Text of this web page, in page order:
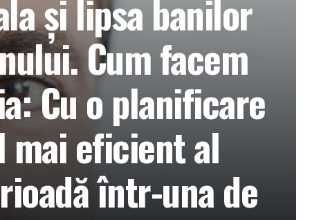
și lipsa banilor
Cum facem
Cu o planificare
mai eficient al
într-una de